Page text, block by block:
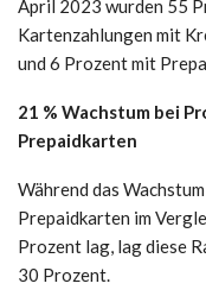
April 2023 wurden 55
Kartenzahlungen mit
und 6 Prozent mit
21 % Wachstum bei
Prepaidkarten
Während das
Prepaidkarten im
Prozent lag, lag diese
30 Prozent.